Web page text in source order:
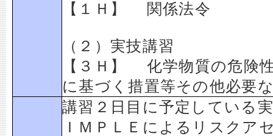
【１Ｈ】 関係法令
（２）実技講習
【３Ｈ】 化学物質の危険
に基づく措置等その他必要
講習２日目に予定している
ＩＭＰＬＥによるリスクア